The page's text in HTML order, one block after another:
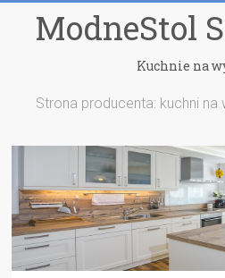
ModneStol
Kuchnie na
Strona producenta: kuchni na